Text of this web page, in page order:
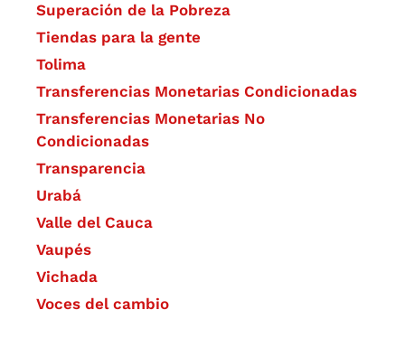
Superación de la Pobreza
Tiendas para la gente
Tolima
Transferencias Monetarias Condicionadas
Transferencias Monetarias No
Condicionadas
Transparencia
Urabá
Valle del Cauca
Vaupés
Vichada
Voces del cambio